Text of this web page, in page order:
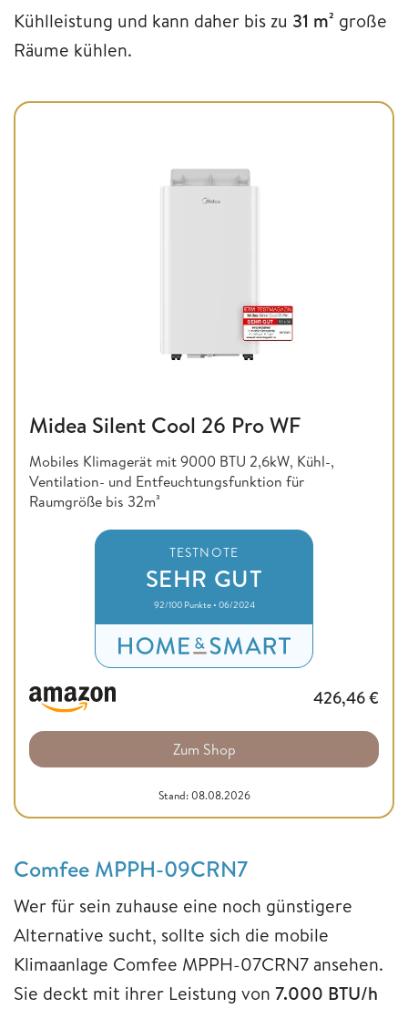
Kühlleistung und kann daher bis zu 31 m² große
Räume kühlen.
Midea Silent Cool 26 Pro WF
Mobiles Klimagerät mit 9000 BTU 2,6kW, Kühl-,
Ventilation- und Entfeuchtungsfunktion für
Raumgröße bis 32m³
TESTNOTE
SEHR GUT
92/100 Punkte • 06/2024
426,46€
Zum Shop
Stand: 08.08.2026
Comfee MPPH-09CRN7
Wer für sein zuhause eine noch günstigere
Alternative sucht, sollte sich die mobile
Klimaanlage Comfee MPPH-07CRN7 ansehen.
Sie deckt mit ihrer Leistung von 7.000 BTU/h